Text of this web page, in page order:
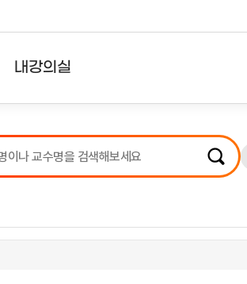
내강의실
강의리스트
수강확인증강의